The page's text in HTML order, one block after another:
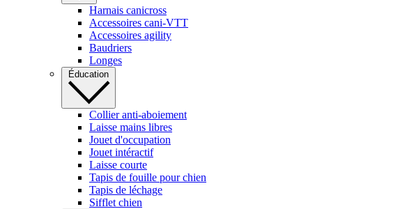
Harnais canicross
Accessoires cani-VTT
Accessoires agility
Baudriers
Longes
Éducation
Collier anti-aboiement
Laisse mains libres
Jouet d'occupation
Jouet intéractif
Laisse courte
Tapis de fouille pour chien
Tapis de léchage
Sifflet chien